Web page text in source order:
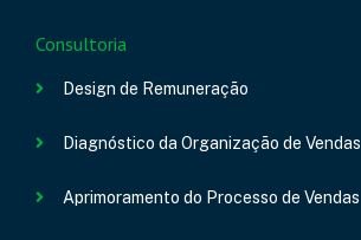
Consultoria
Design de Remuneração
Diagnóstico da Organização de Vendas
Aprimoramento do Processo de Vendas